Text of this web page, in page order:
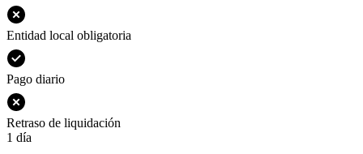
Entidad local obligatoria
Pago diario
Retraso de liquidación
1 día